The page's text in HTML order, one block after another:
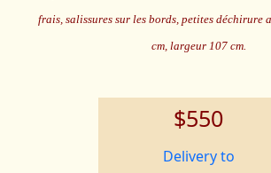
frais, salissures sur les bords, petites déchirure
cm, largeur 107 cm.
$550
Delivery to